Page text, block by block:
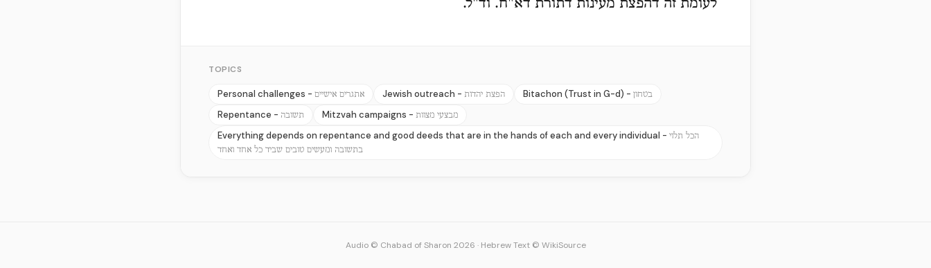
לעומת זה דהפצת מעינות דתורת דא"ח. וד"ל.
TOPICS
Personal challenges - אתגרים אישיים Jewish outreach - הפצת יהדות Bitachon (Trust in G-d) - בטחון
Repentance - תשובה Mitzvah campaigns - מבצעי מצוות
Everything depends on repentance and good deeds that are in the hands of each and every individual - הכל תלוי
בתשובה ומעשים טובים שביד כל אחד ואחד
Audio © Chabad of Sharon 2026 · Hebrew Text © WikiSource